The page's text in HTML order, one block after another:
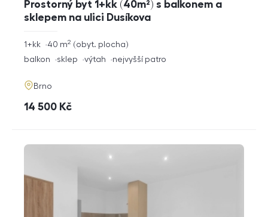
Prostorný byt 1+kk (40m²) s balkonem a
sklepem na ulici Dusíkova
rozměry
1+kk obyt. plocha
40 m2
funkce
balkon sklep výtah nejvyšší patro
adresa
Brno
cena
14 500 Kč